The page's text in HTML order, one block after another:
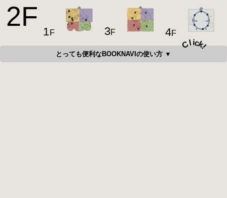
2F
1F 3F 4F
Cl ick
!
とっても便利なBOOKNAVIの使い方 ▼